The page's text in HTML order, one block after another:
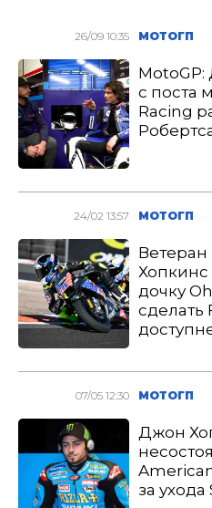
26/09 10:35 МОТОГП
с поста
Racing
24/02 13:57 МОТОГП
дочку
сделать
07/05 12:30 МОТОГП
Джон
за ухода